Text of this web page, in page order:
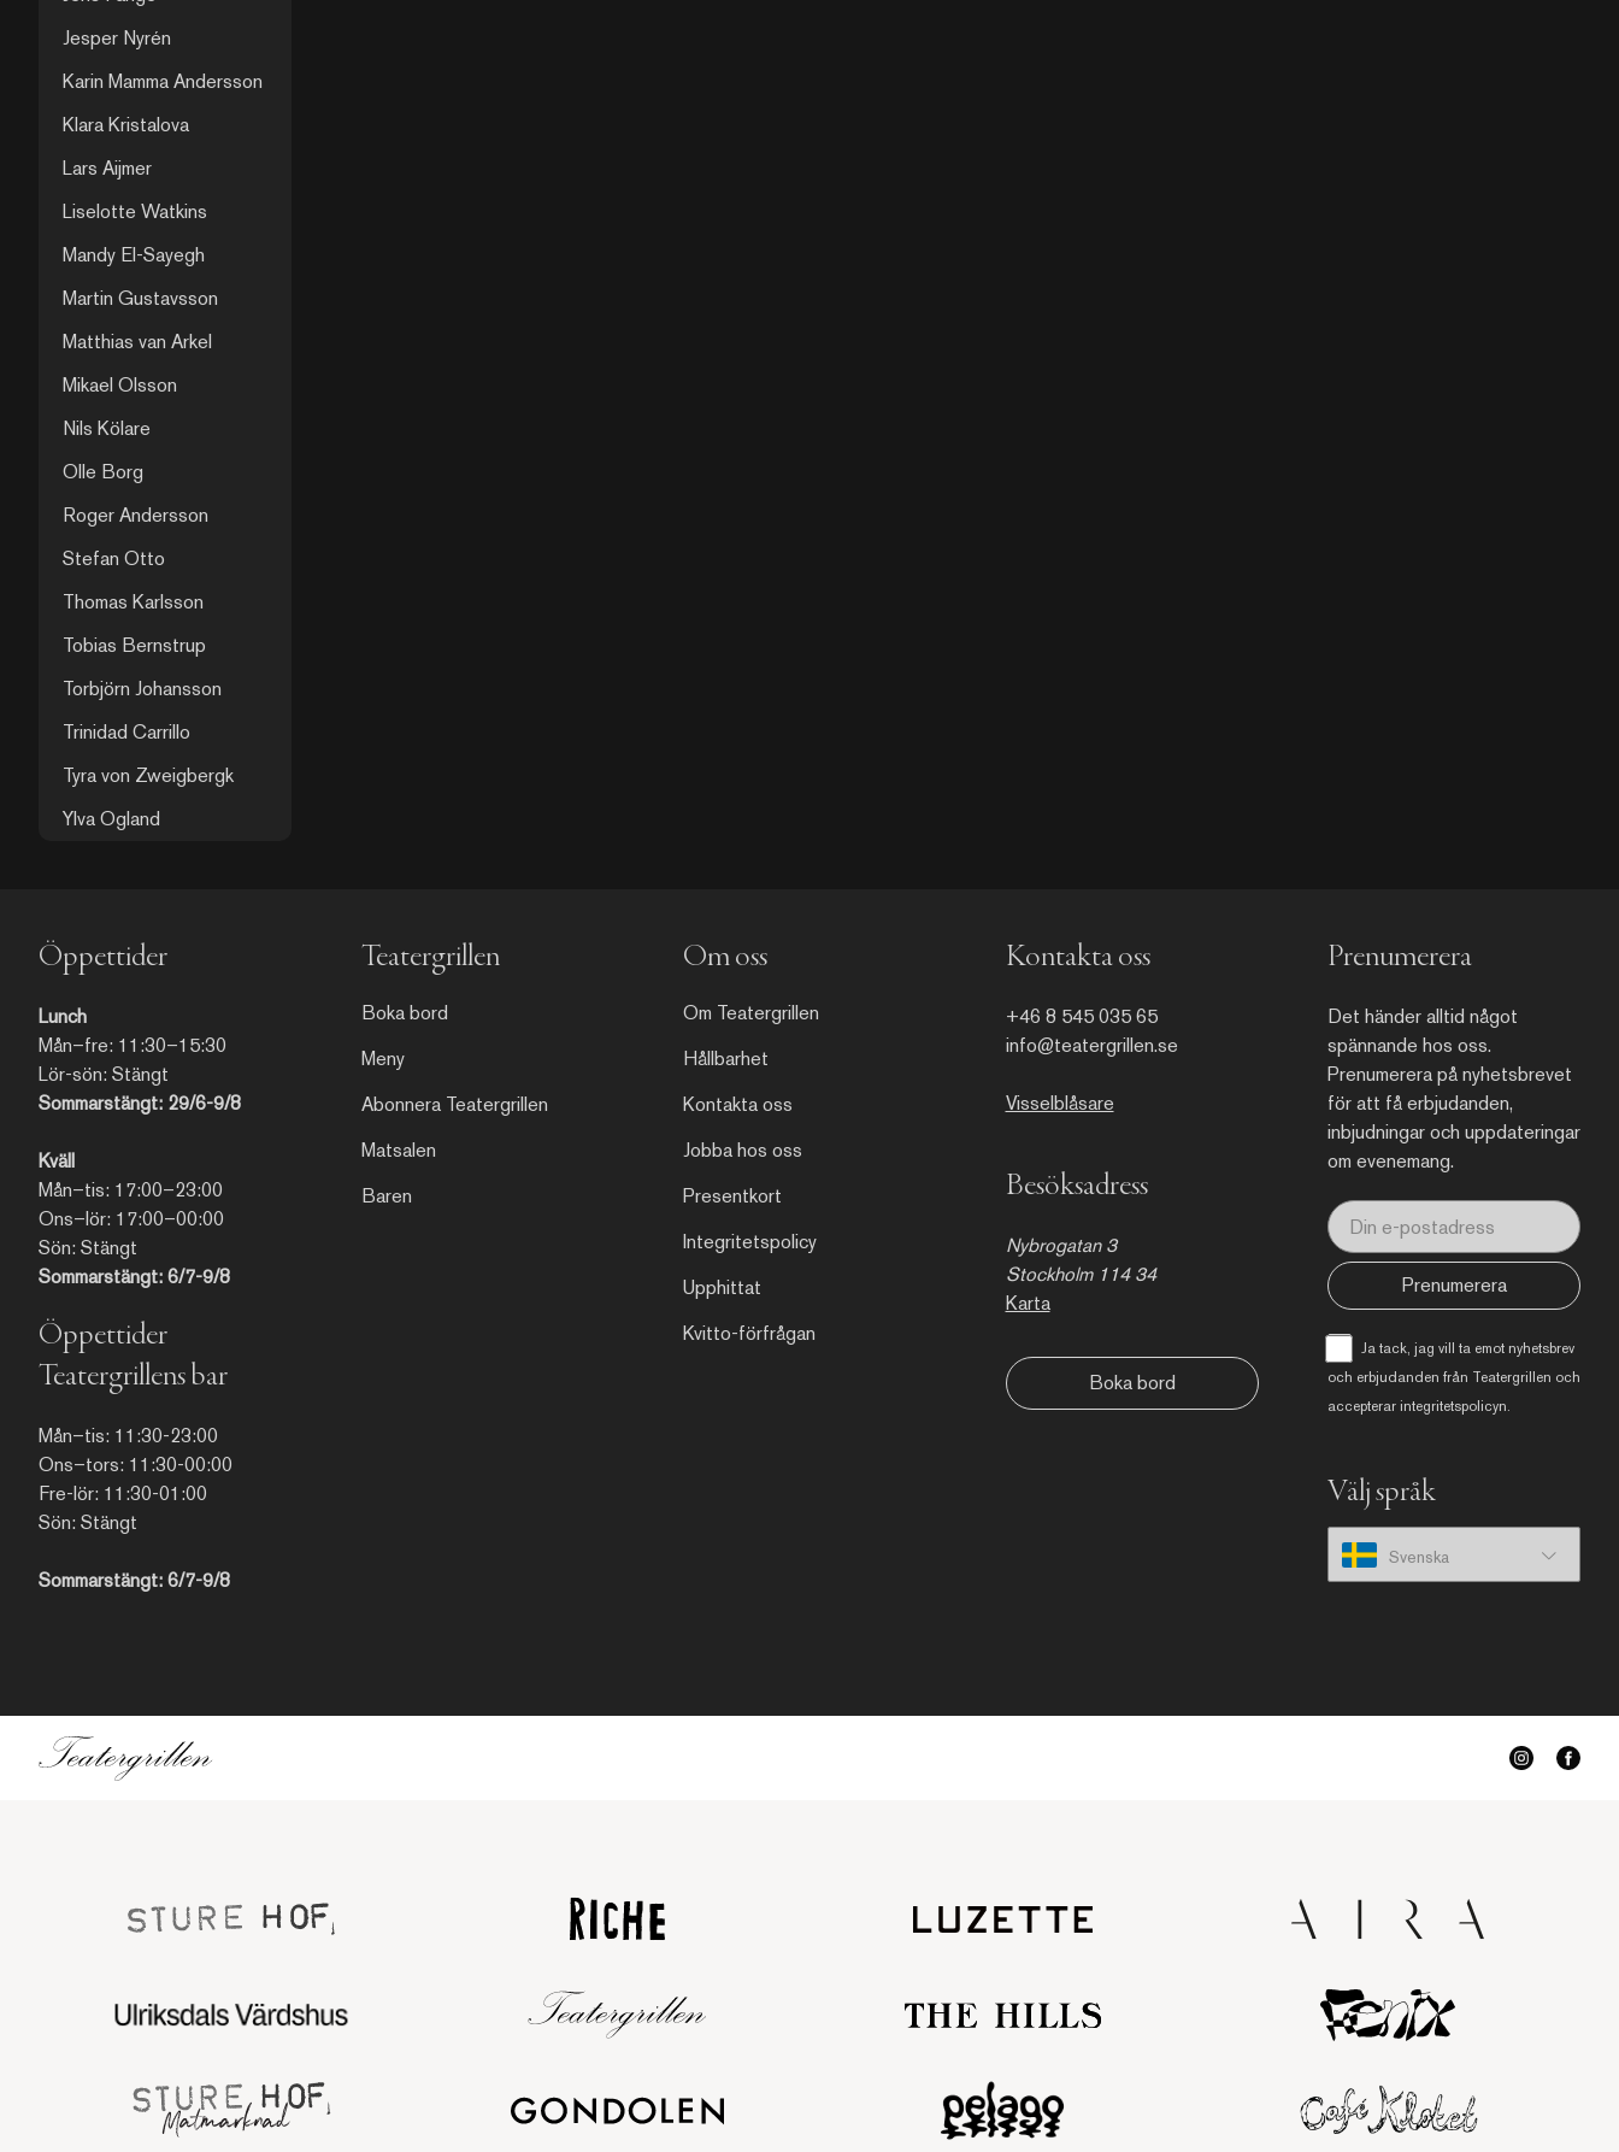
Jesper Nyrén
Karin Mamma Andersson
Klara Kristalova
Lars Aijmer
Liselotte Watkins
Mandy El-Sayegh
Martin Gustavsson
Matthias van Arkel
Mikael Olsson
Nils Kölare
Olle Borg
Roger Andersson
Stefan Otto
Thomas Karlsson
Tobias Bernstrup
Torbjörn Johansson
Trinidad Carrillo
Tyra von Zweigbergk
Ylva Ogland
Öppettider
Lunch
Mån–fre: 11:30–15:30
Lör-sön: Stängt
Sommarstängt: 29/6-9/8
Kväll
Mån–tis: 17:00–23:00
Ons–lör: 17:00–00:00
Sön: Stängt
Sommarstängt: 6/7-9/8
Öppettider
Teatergrillens bar
Mån–tis: 11:30-23:00
Ons–tors: 11:30-00:00
Fre-lör: 11:30-01:00
Sön: Stängt
Sommarstängt: 6/7-9/8
Teatergrillen
Boka bord
Meny
Abonnera Teatergrillen
Matsalen
Baren
Om oss
Om Teatergrillen
Hållbarhet
Kontakta oss
Jobba hos oss
Presentkort
Integritetspolicy
Upphittat
Kvitto-förfrågan
Kontakta oss
+46 8 545 035 65
info@teatergrillen.se
Visselblåsare
Besöksadress
Nybrogatan 3
Stockholm 114 34
Karta
Boka bord
Prenumerera
Det händer alltid något
spännande hos oss.
Prenumerera på nyhetsbrevet
för att få erbjudanden,
inbjudningar och uppdateringar
om evenemang.
Ja tack, jag vill ta emot nyhetsbrev
och erbjudanden från Teatergrillen och
accepterar integritetspolicyn
Prenumerera
Välj språk
Svenska